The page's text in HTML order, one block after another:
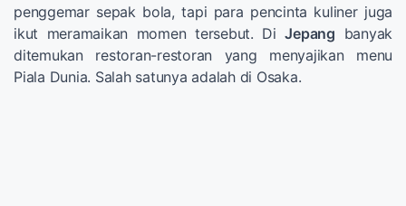
penggemar sepak bola, tapi para pencinta kuliner juga
ikut meramaikan momen tersebut. DiJepang banyak
ditemukan restoran-restoran yang menyajikan menu
Piala Dunia. Salah satunya adalah di Osaka.